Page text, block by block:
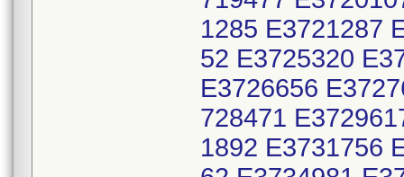
1285 E3721287
52 E3725320
E3726656
728471
1892 E3731756